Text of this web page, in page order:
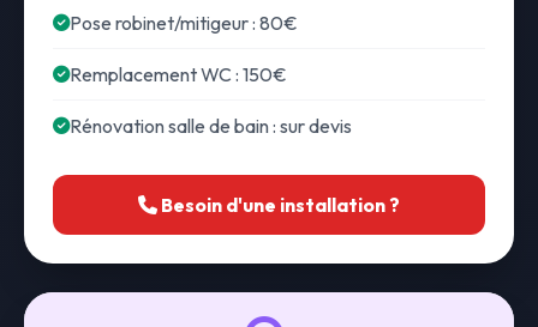
Pose robinet/mitigeur : 80€
Remplacement WC : 150€
Rénovation salle de bain : sur devis
Besoin d'une installation ?